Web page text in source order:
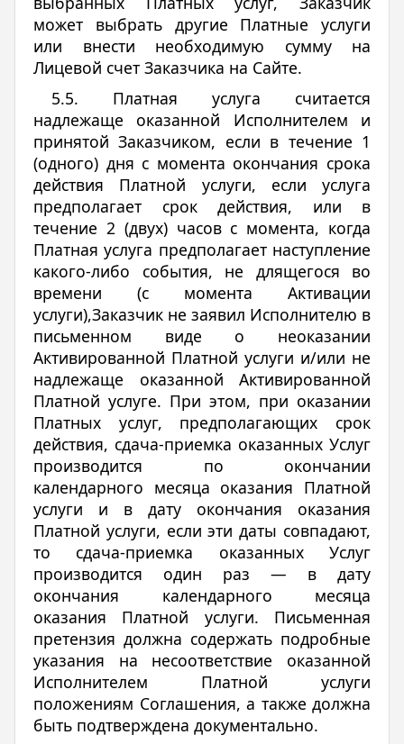
может выбрать другие Платные услуги
или внести необходимую сумму на
Лицевой счет Заказчика на Сайте.
5.5. Платная услуга считается
надлежаще оказанной Исполнителем и
принятой Заказчиком, если в течение 1
(одного) дня с момента окончания срока
действия Платной услуги, если услуга
предполагает срок действия, или в
течение 2 (двух) часов с момента, когда
Платная услуга предполагает наступление
какого-либо события, не длящегося во
времени (с момента Активации
услуги),Заказчик не заявил Исполнителю в
письменном виде о неоказании
Активированной Платной услуги и/или не
надлежаще оказанной Активированной
Платной услуге. При этом, при оказании
Платных услуг, предполагающих срок
действия, сдача-приемка оказанных Услуг
производится по окончании
календарного месяца оказания Платной
услуги и в дату окончания оказания
Платной услуги, если эти даты совпадают,
то сдача-приемка оказанных Услуг
производится один раз — в дату
окончания календарного месяца
оказания Платной услуги. Письменная
претензия должна содержать подробные
указания на несоответствие оказанной
Исполнителем Платной услуги
положениям Соглашения, а также должна
быть подтверждена документально.